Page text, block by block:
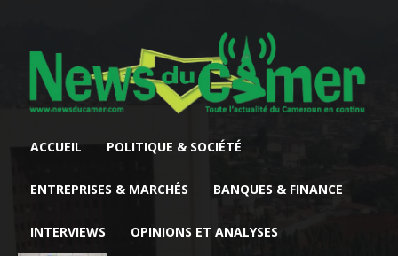
ACCUEIL POLITIQUE & SOCIÉTÉ
ENTREPRISES & MARCHÉS BANQUES & FINANCE
INTERVIEWS OPINIONS ET ANALYSES